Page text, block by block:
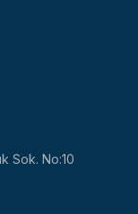
Sok. No:10